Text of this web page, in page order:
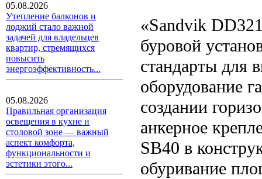
05.08.2026
Утепление балконов и
лоджий стало важной
задачей для владельцев
квартир, стремящихся
повысить
энергоэффективность...
05.08.2026
Правильная организация
освещения в кухне и
столовой зоне — важный
аспект комфорта,
функциональности и
эстетики этого...
«Sandvik
буровой
стандарты для
оборудование
создании
анкерное
SB40 в
обуривание